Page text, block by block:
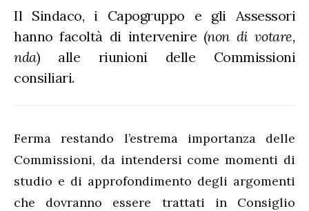
Il Sindaco, i Capogruppo e gli Assessori
hanno facoltà di intervenire (non di votare,
nda) alle riunioni delle Commissioni
consiliari.
Ferma restando l’estrema importanza delle
Commissioni, da intendersi come momenti di
studio e di approfondimento degli argomenti
che dovranno essere trattati in Consiglio